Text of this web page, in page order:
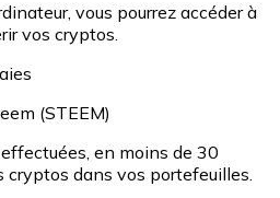
vous pourrez accéder à
vos cryptos.
(STEEM)
en moins de 30
cryptos dans vos portefeuilles.